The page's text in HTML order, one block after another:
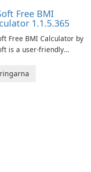
Free BMI
1.1.5.365
Free BMI Calculator by
is a user-friendly
to help you